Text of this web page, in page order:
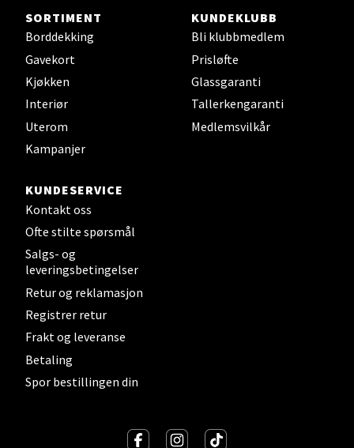
SORTIMENT
Borddekking
Gavekort
Kjøkken
Interiør
Uterom
Kampanjer
KUNDEKLUBB
Bli klubbmedlem
Prisløfte
Glassgaranti
Tallerkengaranti
Medlemsvilkår
KUNDESERVICE
Kontakt oss
Ofte stilte spørsmål
Salgs- og
leveringsbetingelser
Retur og reklamasjon
Registrer retur
Frakt og leveranse
Betaling
Spor bestillingen din
Steinkjer - Thon Senter Steinkjer
Sjøfartsgata 2, 7714 Steinkjer
Åpent i dag 10-20
Leirvik - Stord
Torgbakken 2, 5401 Stord
Åpent i dag 10-17
0 i butikk